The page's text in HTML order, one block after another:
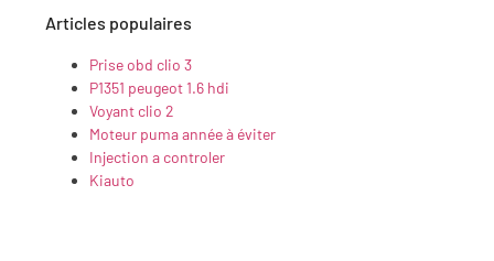
Articles populaires
Prise obd clio 3
P1351 peugeot 1.6 hdi
Voyant clio 2
Moteur puma année à éviter
Injection a controler
Kiauto